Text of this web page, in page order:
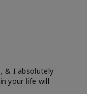
& I absolutely
your life will